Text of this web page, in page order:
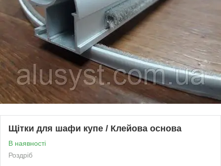
Щітки для шафи купе / Клейова основа
В наявності
Роздріб